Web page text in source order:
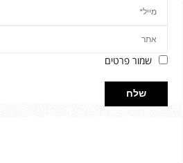
שמור פרטים